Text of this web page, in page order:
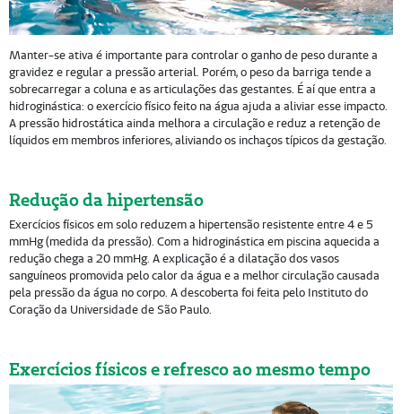
Manter-se ativa é importante para controlar o ganho de peso durante a
gravidez e regular a pressão arterial. Porém, o peso da barriga tende a
sobrecarregar a coluna e as articulações das gestantes. É aí que entra a
hidroginástica: o exercício físico feito na água ajuda a aliviar esse impacto.
A pressão hidrostática ainda melhora a circulação e reduz a retenção de
líquidos em membros inferiores, aliviando os inchaços típicos da gestação.
Redução da hipertensão
Exercícios físicos em solo reduzem a hipertensão resistente entre 4 e 5
mmHg (medida da pressão). Com a hidroginástica em piscina aquecida a
redução chega a 20 mmHg. A explicação é a dilatação dos vasos
sanguíneos promovida pelo calor da água e a melhor circulação causada
pela pressão da água no corpo. A descoberta foi feita pelo Instituto do
Coração da Universidade de São Paulo.
Exercícios físicos e refresco ao mesmo tempo